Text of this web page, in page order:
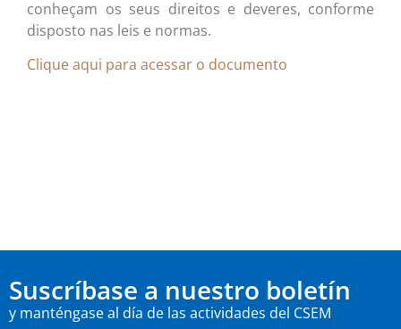
conheçam os seus direitos e deveres, conforme
disposto nas leis e normas.
Clique aqui para acessar o documento
Suscríbase a nuestro boletín
y manténgase al día de las actividades del CSEM